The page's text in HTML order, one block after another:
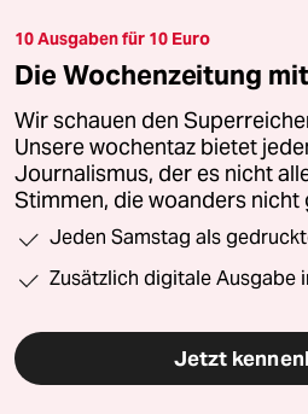
10 Ausgaben für 10 Euro
Die Wochenzeitung
Wir schauen den
Unsere wochentaz bietet
Journalismus, der es nicht
Stimmen, die woanders nicht
Jeden Samstag als
Zusätzlich digitale Ausgabe
Jetzt